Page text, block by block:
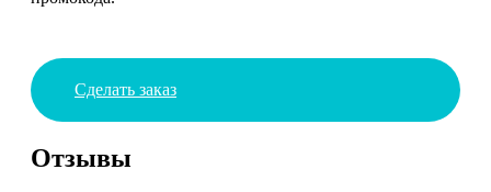
Сделать заказ
Отзывы